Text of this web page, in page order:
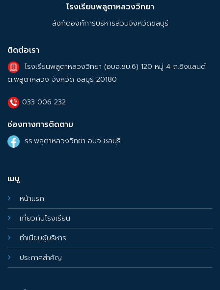
โรงเรียนพลูตาหลวงวิทยา
สังกัดองค์การบริหารส่วนจังหวัดชลบุรี
เมนู
หน้าแรก
เกี่ยวกับโรงเรียน
ทำเนียบผู้บริหาร
ประกาศสำคัญ
ติดต่อเรา
โรงเรียนพลูตาหลวงวิทยา (อบจ.ชบ.6) 120 หมู่ 4 ถ.อิงแลนด์
ต.พลูตาหลวง จังหวัด ชลบุรี 20180
033 006 232
ช่องทางการติดตาม
รร.พลูตาหลวงวิทยา อบจ ชลบุรี